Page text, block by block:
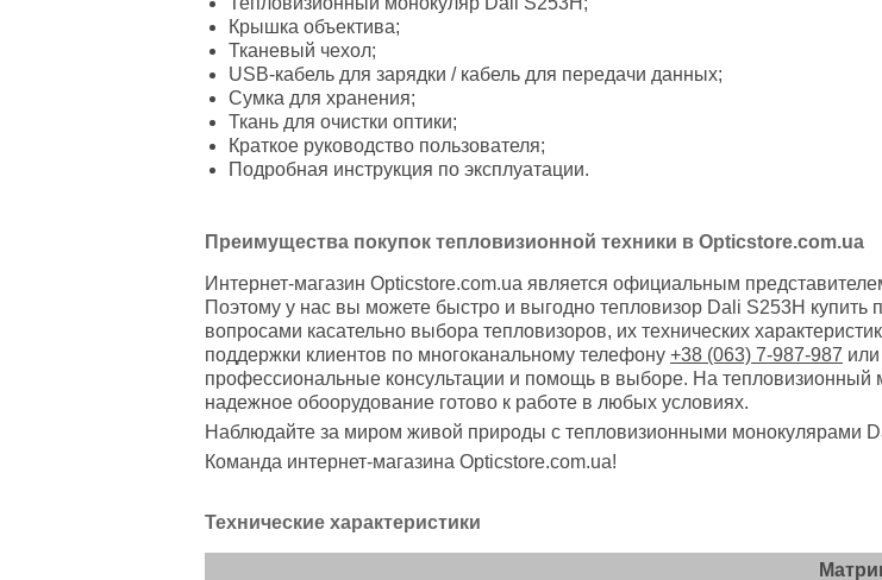
Крышка объектива;
Тканевый чехол;
USB-кабель для зарядки / кабель для передачи данных;
Сумка для хранения;
Ткань для очистки оптики;
Краткое руководство пользователя;
Подробная инструкция по эксплуатации.
Преимущества покупок тепловизионной техники в Opticstore.com.ua
Интернет-магазин Opticstore.com.ua является официальным
Поэтому у нас вы можете быстро и выгодно тепловизор Dali S253H
вопросами касательно выбора тепловизоров, их технических
поддержки клиентов по многоканальному телефону +38 (063) 7-987-987
профессиональные консультации и помощь в выборе. На
надежное обоорудование готово к работе в любых условиях.
Наблюдайте за миром живой природы с тепловизионными монокулярами
Команда интернет-магазина Opticstore.com.ua!
Технические характеристики